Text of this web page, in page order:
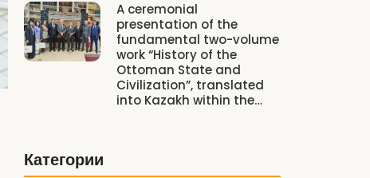
A ceremonial
presentation of the
fundamental two-volume
work “History of the
Ottoman State and
Civilization”, translated
into Kazakh within the…
Категории